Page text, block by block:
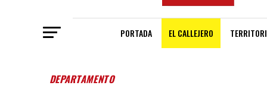
PORTADA EL CALLEJERO
DEPARTAMENTO